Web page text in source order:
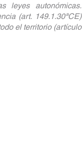
leyes autonómicas.
(art. 149.1.30ªCE)
el territorio (artículo